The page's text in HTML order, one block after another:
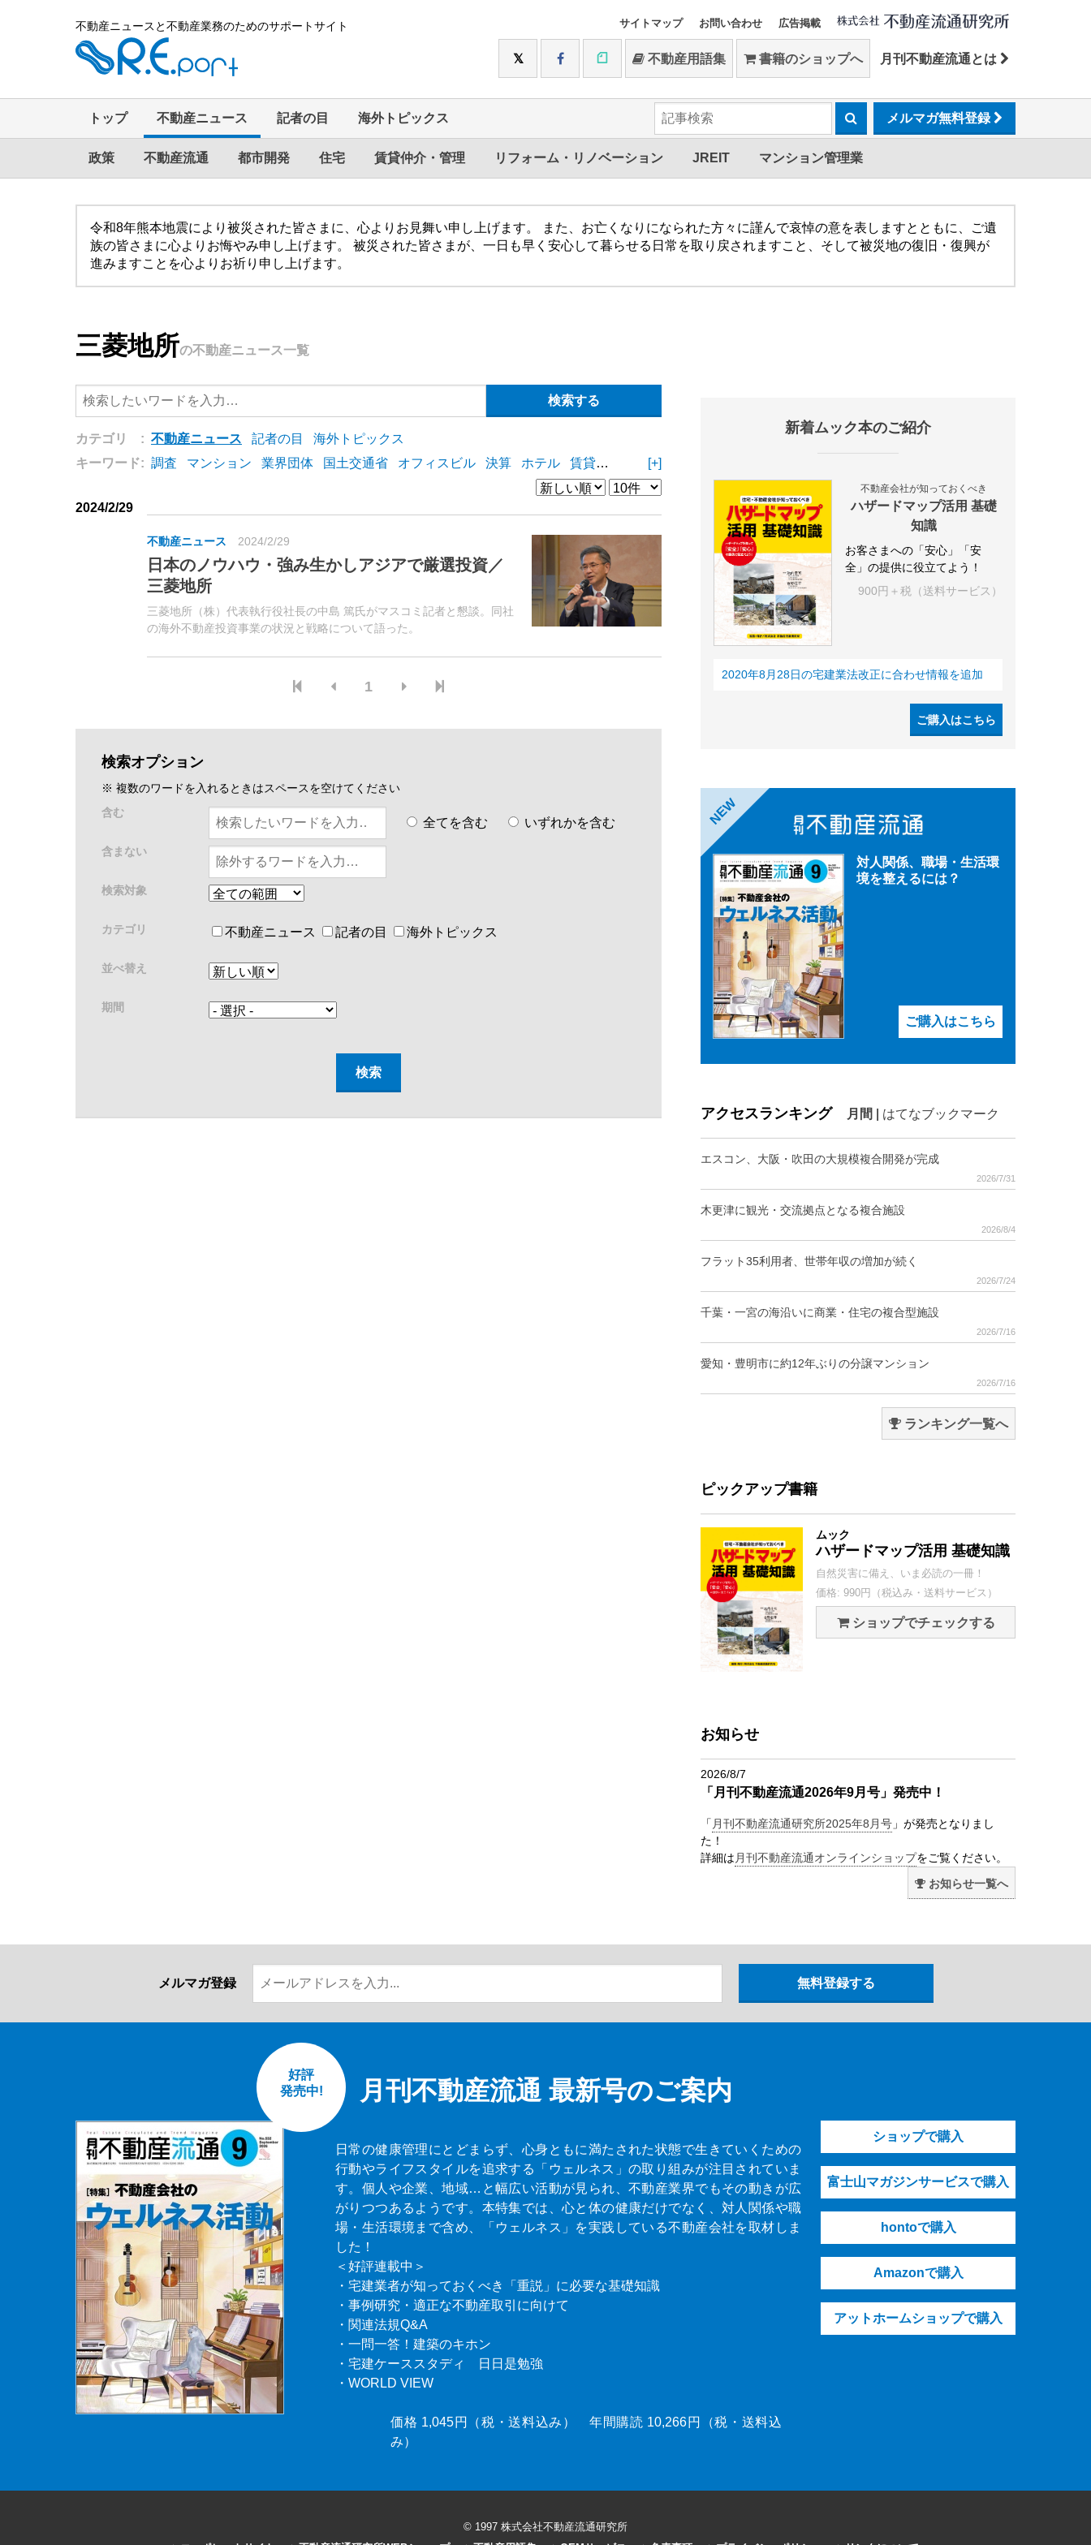
不動産ニュースと不動産業務のためのサポートサイト サイトマップ お問い合わせ 広告掲載
不動産用語集 書籍のショップへ 月刊不動産流通とは
トップ 不動産ニュース 記者の目 海外トピックス メルマガ無料登録
政策 不動産流通 都市開発 住宅 賃貸仲介・管理 リフォーム・リノベーション JREIT マンション管理業
令和8年熊本地震により被災された皆さまに、心よりお見舞い申し上げます。 また、お亡くなりになられた方々に謹んで哀悼の意を表しますとともに、ご遺
族の皆さまに心よりお悔やみ申し上げます。 被災された皆さまが、一日も早く安心して暮らせる日常を取り戻されますこと、そして被災地の復旧・復興が
進みますことを心よりお祈り申し上げます。
三菱地所の不動産ニュース一覧
カテゴリ : 不動産ニュース 記者の目
海外トピックス
キーワード: 調査 マンション 業界団体 国土交通省 オフィスビル 決算 ホテル 賃貸住宅 物流施設
[+]
2024/2/29
不動産ニュース 2024/2/29
日本のノウハウ・強み生かしアジアで厳選投資／
三菱地所
三菱地所（株）代表執行役社長の中島 篤氏がマスコミ記者と懇談。同社
の海外不動産投資事業の状況と戦略について語った。
1
検索オプション
※ 複数のワードを入れるときはスペースを空けてください
含む
全てを含む いずれかを含む
含まない
検索対象
カテゴリ 不動産ニュース 記者の目 海外トピックス
並べ替え
期間
新着ムック本のご紹介
不動産会社が知っておくべき
ハザードマップ活用 基礎
知識
お客さまへの「安心」「安
全」の提供に役立てよう！
900円＋税（送料サービス）
2020年8月28日の宅建業法改正に合わせ情報を追加
ご購入はこちら
NEW
対人関係、職場・生活環
境を整えるには？
ご購入はこちら
アクセスランキング 月間 はてなブックマーク
エスコン、大阪・吹田の大規模複合開発が完成
2026/7/31
木更津に観光・交流拠点となる複合施設
2026/8/4
フラット35利用者、世帯年収の増加が続く
2026/7/24
千葉・一宮の海沿いに商業・住宅の複合型施設
2026/7/16
愛知・豊明市に約12年ぶりの分譲マンション
2026/7/16
ランキング一覧へ
ピックアップ書籍
ムック
ハザードマップ活用 基礎知識
自然災害に備え、いま必読の一冊！
価格: 990円（税込み・送料サービス）
ショップでチェックする
お知らせ
2026/8/7
「月刊不動産流通2026年9月号」発売中！
「 月刊不動産流通研究所2025年8月号 」が発売となりまし
た！
詳細は 月刊不動産流通オンラインショップをご覧ください。
お知らせ一覧へ
メルマガ登録
月刊不動産流通 最新号のご案内
好評
発売中!
日常の健康管理にとどまらず、心身ともに満たされた状態で生きていくための
行動やライフスタイルを追求する「ウェルネス」の取り組みが注目されていま
す。個人や企業、地域…と幅広い活動が見られ、不動産業界でもその動きが広
がりつつあるようです。本特集では、心と体の健康だけでなく、対人関係や職
場・生活環境まで含め、「ウェルネス」を実践している不動産会社を取材しま
した！
＜好評連載中＞
・宅建業者が知っておくべき「重説」に必要な基礎知識
・事例研究・適正な不動産取引に向けて
・関連法規Q&A
・一問一答！建築のキホン
・宅建ケーススタディ 日日是勉強
・WORLD VIEW
価格 1,045円（税・送料込み） 年間購読 10,266円（税・送料込
み）
ショップで購入
富士山マガジンサービスで購入
hontoで購入
Amazonで購入
アットホームショップで購入
© 1997 株式会社不動産流通研究所